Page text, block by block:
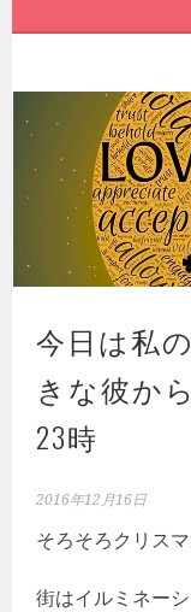
今日は私
きな彼か
23時
2016年12月16日
そろそろクリス
街はイルミネー